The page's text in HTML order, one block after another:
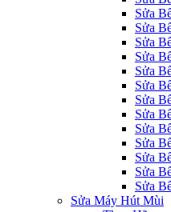
Sửa
Sửa
Sửa
Sửa
Sửa
Sửa
Sửa
Sửa
Sửa
Sửa
Sửa
Sửa
Sửa
Sửa Máy Hút Mùi